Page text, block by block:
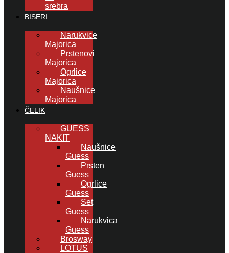
srebra
BISERI
Narukvice
Majorica
Prstenovi
Majorica
Ogrlice
Majorica
Naušnice
Majorica
ČELIK
GUESS
NAKIT
Naušnice
Guess
Prsten
Guess
Ogrlice
Guess
Set
Guess
Narukvica
Guess
Brosway
LOTUS